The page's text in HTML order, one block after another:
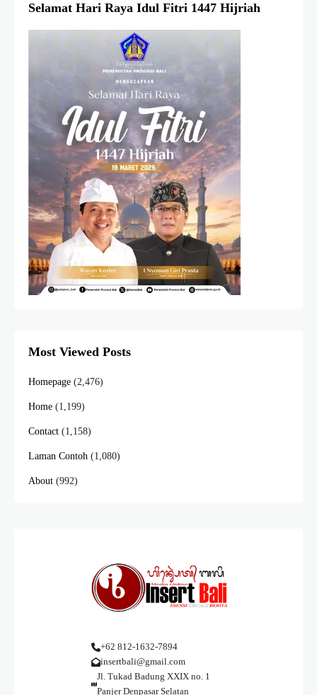
Selamat Hari Raya Idul Fitri 1447 Hijriah
Most Viewed Posts
Homepage (2,476)
Home (1,199)
Contact (1,158)
Laman Contoh (1,080)
About (992)
+62 812-1632-7894
insertbali@gmail.com
Jl. Tukad Badung XXIX no. 1
Panjer Denpasar Selatan